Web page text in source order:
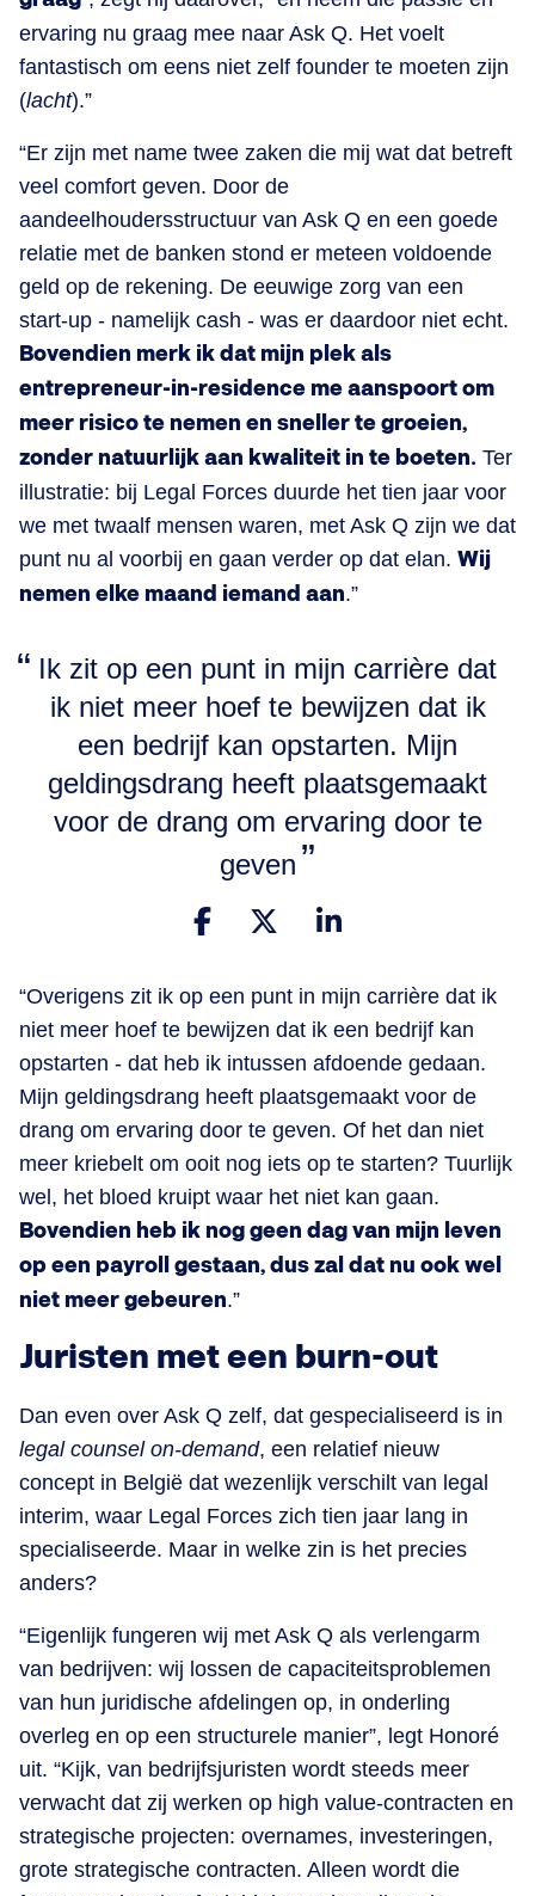
ervaring nu graag mee naar Ask Q. Het voelt
fantastisch om eens niet zelf founder te moeten zijn
(lacht).”
“Er zijn met name twee zaken die mij wat dat betreft
veel comfort geven. Door de
aandeelhoudersstructuur van Ask Q en een goede
relatie met de banken stond er meteen voldoende
geld op de rekening. De eeuwige zorg van een
start-up - namelijk cash - was er daardoor niet echt.
Bovendien merk ik dat mijn plek als
entrepreneur-in-residence me aanspoort om
meer risico te nemen en sneller te groeien,
zonder natuurlijk aan kwaliteit in te boeten. Ter
illustratie: bij Legal Forces duurde het tien jaar voor
we met twaalf mensen waren, met Ask Q zijn we dat
punt nu al voorbij en gaan verder op dat elan. Wij
nemen elke maand iemand aan.”
Ik zit op een punt in mijn carrière dat
ik niet meer hoef te bewijzen dat ik
een bedrijf kan opstarten. Mijn
geldingsdrang heeft plaatsgemaakt
voor de drang om ervaring door te
geven
“Overigens zit ik op een punt in mijn carrière dat ik
niet meer hoef te bewijzen dat ik een bedrijf kan
opstarten - dat heb ik intussen afdoende gedaan.
Mijn geldingsdrang heeft plaatsgemaakt voor de
drang om ervaring door te geven. Of het dan niet
meer kriebelt om ooit nog iets op te starten? Tuurlijk
wel, het bloed kruipt waar het niet kan gaan.
Bovendien heb ik nog geen dag van mijn leven
op een payroll gestaan, dus zal dat nu ook wel
niet meer gebeuren.”
Juristen met een burn-out
Dan even over Ask Q zelf, dat gespecialiseerd is in
legal counsel on-demand, een relatief nieuw
concept in België dat wezenlijk verschilt van legal
interim, waar Legal Forces zich tien jaar lang in
specialiseerde. Maar in welke zin is het precies
anders?
“Eigenlijk fungeren wij met Ask Q als verlengarm
van bedrijven: wij lossen de capaciteitsproblemen
van hun juridische afdelingen op, in onderling
overleg en op een structurele manier”, legt Honoré
uit. “Kijk, van bedrijfsjuristen wordt steeds meer
verwacht dat zij werken op high value-contracten en
strategische projecten: overnames, investeringen,
grote strategische contracten. Alleen wordt die